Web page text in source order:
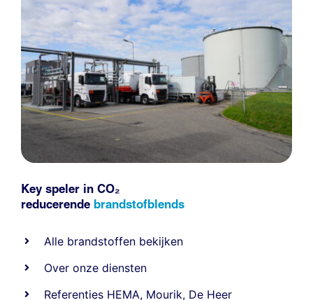
Key speler in CO₂
reducerende brandstofblends
Alle brandstoffen bekijken
Over onze diensten
Referenties HEMA, Mourik, De Heer